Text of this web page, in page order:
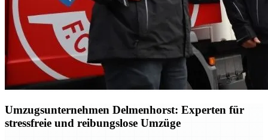
Umzugsunternehmen Delmenhorst: Experten für
stressfreie und reibungslose Umzüge